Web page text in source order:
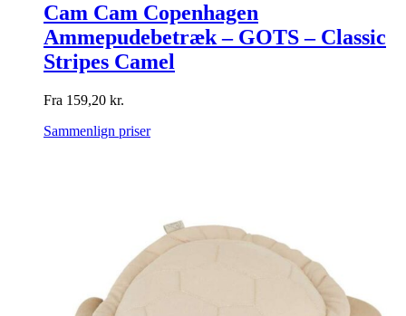
Cam Cam Copenhagen
Ammepudebetræk – GOTS – Classic
Stripes Camel
Fra 159,20 kr.
Sammenlign priser